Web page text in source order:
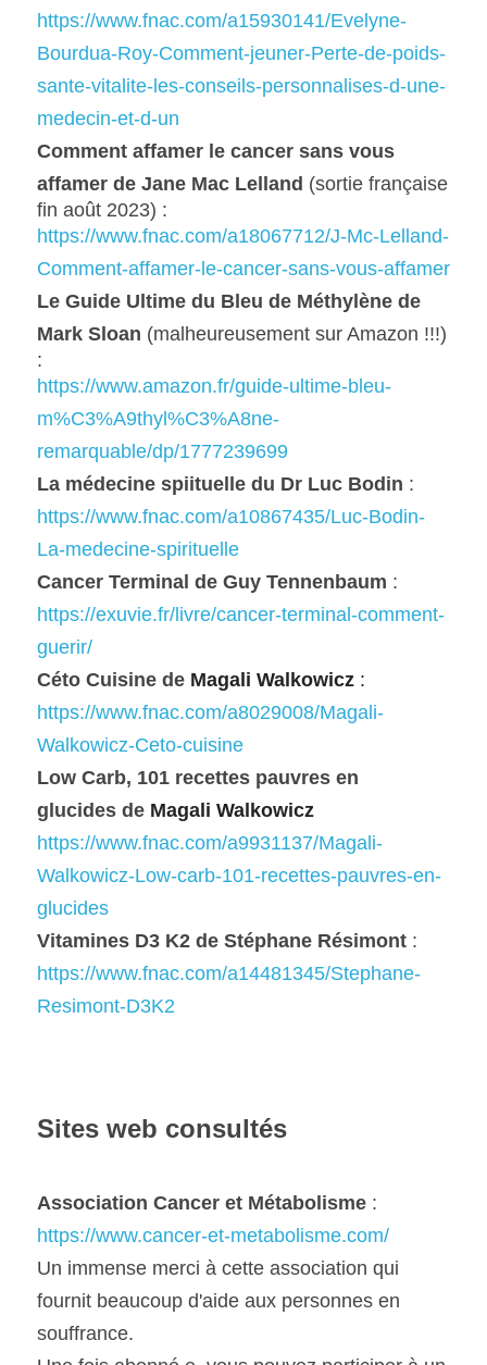
https://www.fnac.com/a15930141/Evelyne-
Bourdua-Roy-Comment-jeuner-Perte-de-poids-
sante-vitalite-les-conseils-personnalises-d-une-
medecin-et-d-un
Comment affamer le cancer sans vous
affamer de Jane Mac Lelland (sortie française
fin août 2023) :
https://www.fnac.com/a18067712/J-Mc-Lelland-
Comment-affamer-le-cancer-sans-vous-affamer
Le Guide Ultime du Bleu de Méthylène de
Mark Sloan (malheureusement sur Amazon !!!)
:
https://www.amazon.fr/guide-ultime-bleu-
m%C3%A9thyl%C3%A8ne-
remarquable/dp/1777239699
La médecine spiituelle du Dr Luc Bodin :
https://www.fnac.com/a10867435/Luc-Bodin-
La-medecine-spirituelle
Cancer Terminal de Guy Tennenbaum :
https://exuvie.fr/livre/cancer-terminal-comment-
guerir/
Céto Cuisine de Magali Walkowicz :
https://www.fnac.com/a8029008/Magali-
Walkowicz-Ceto-cuisine
Low Carb, 101 recettes pauvres en
glucides de Magali Walkowicz
https://www.fnac.com/a9931137/Magali-
Walkowicz-Low-carb-101-recettes-pauvres-en-
glucides
Vitamines D3 K2 de Stéphane Résimont :
https://www.fnac.com/a14481345/Stephane-
Resimont-D3K2
Sites web consultés
Association Cancer et Métabolisme :
https://www.cancer-et-metabolisme.com/
Un immense merci à cette association qui
fournit beaucoup d'aide aux personnes en
souffrance.